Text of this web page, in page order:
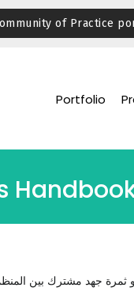
of Practice
Portfolio
ثمرة جهد مشترك بين